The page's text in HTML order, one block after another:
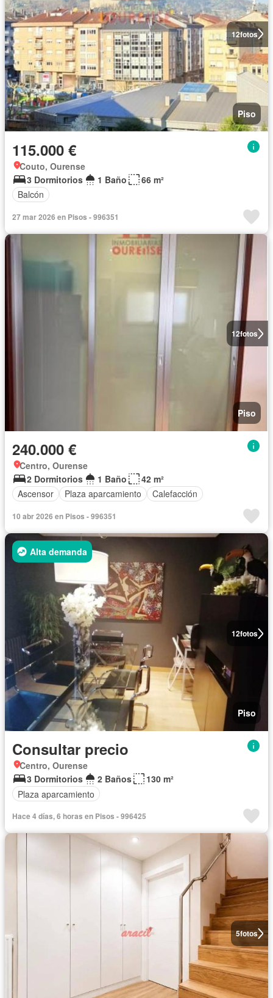
12fotos
Piso
115.000 €
Couto, Ourense
3 Dormitorios
1 Baño
66 m²
Balcón
27 mar 2026 en Pisos - 996351
12fotos
Piso
240.000 €
Centro, Ourense
2 Dormitorios
1 Baño
42 m²
Ascensor
Plaza aparcamiento Calefacción
10 abr 2026 en Pisos - 996351
12fotos
Alta demanda
Piso
Consultar precio
Centro, Ourense
3 Dormitorios
2 Baños
130 m²
Plaza aparcamiento
Hace 4 días, 6 horas en Pisos - 996425
5fotos